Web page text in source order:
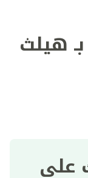
هيلث
على